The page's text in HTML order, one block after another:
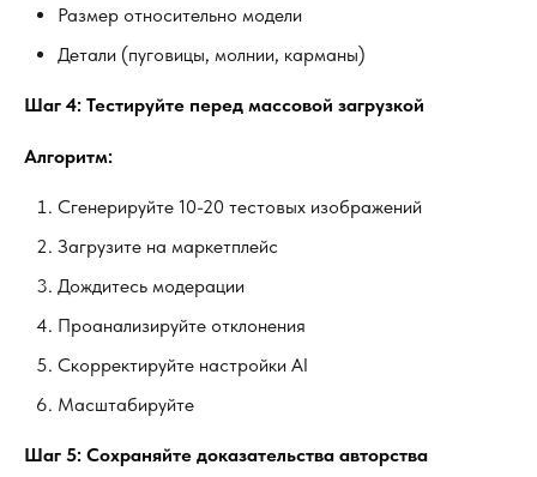
Размер относительно модели
Детали (пуговицы, молнии, карманы)
Шаг 4: Тестируйте перед массовой загрузкой
Алгоритм:
Сгенерируйте 10-20 тестовых изображений
Загрузите на маркетплейс
Дождитесь модерации
Проанализируйте отклонения
Скорректируйте настройки AI
Масштабируйте
Шаг 5: Сохраняйте доказательства авторства